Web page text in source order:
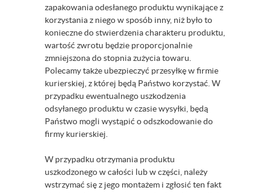
zapakowania odesłanego produktu wynikające z
korzystania z niego w sposób inny, niż było to
konieczne do stwierdzenia charakteru produktu,
wartość zwrotu będzie proporcjonalnie
zmniejszona do stopnia zużycia towaru.
Polecamy także ubezpieczyć przesyłkę w firmie
kurierskiej, z której będą Państwo korzystać. W
przypadku ewentualnego uszkodzenia
odsyłanego produktu w czasie wysyłki, będą
Państwo mogli wystąpić o odszkodowanie do
firmy kurierskiej.
W przypadku otrzymania produktu
uszkodzonego w całości lub w części, należy
wstrzymać się z jego montażem i zgłosić ten fakt